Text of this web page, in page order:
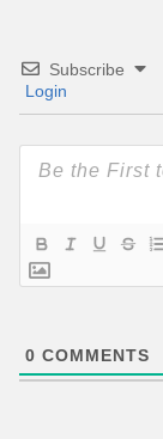
Subscribe
Login
0 COMMENTS